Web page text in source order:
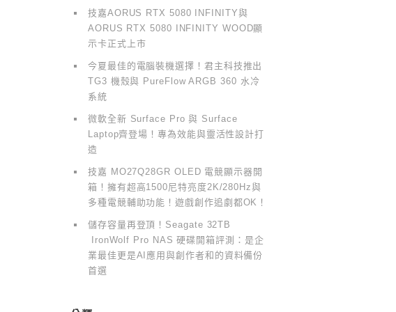
技嘉AORUS RTX 5080 INFINITY與
AORUS RTX 5080 INFINITY WOOD顯
示卡正式上市
今夏最佳的電腦裝機選擇！君主科技推出
TG3 機殼與 PureFlow ARGB 360 水冷
系統
微軟全新 Surface Pro 與 Surface
Laptop齊登場！專為效能與靈活性設計打
造
技嘉 MO27Q28GR OLED 電競顯示器開
箱！擁有超高1500尼特亮度2K/280Hz與
多種電競輔助功能！遊戲創作追劇都OK！
儲存容量再登頂！Seagate 32TB
IronWolf Pro NAS 硬碟開箱評測：是企
業最佳更是AI應用與創作者和的資料備份
首選